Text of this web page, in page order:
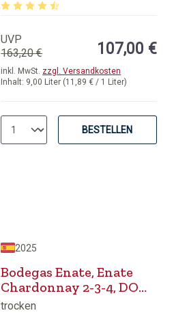
Inhalt: 9,00 Liter (11,89 € / 1 Liter)
inkl. MwSt. zzgl. Versandkosten
UVP
163,20 €
107,00 €
BESTELLEN
2025
Bodegas Enate, Enate
Chardonnay 2-3-4, DO
Somontano
trocken